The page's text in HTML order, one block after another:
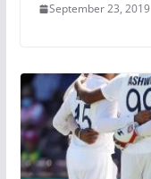
September 23, 2019